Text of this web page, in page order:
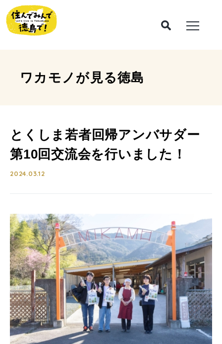
ワカモノが見る徳島
とくしま若者回帰アンバサダー
第10回交流会を行いました！
2024.03.12